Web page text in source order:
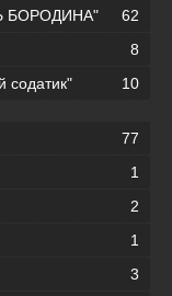
БОРОДИНА"
62
8
содатик"
10
77
1
2
1
3